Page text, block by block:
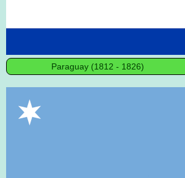
Paraguay (1812 - 1826)